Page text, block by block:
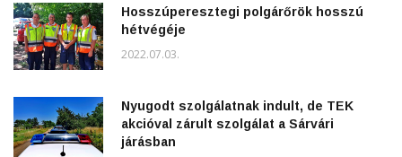
Hosszúperesztegi polgárőrök hosszú
hétvégéje
2022.07.03.
Nyugodt szolgálatnak indult, de TEK
akcióval zárult szolgálat a Sárvári
járásban